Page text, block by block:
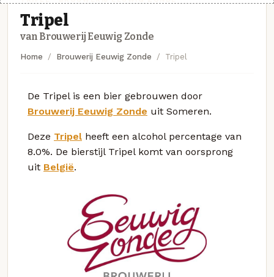
Tripel
van Brouwerij Eeuwig Zonde
Home Brouwerij Eeuwig Zonde Tripel
De Tripel is een bier gebrouwen door
Brouwerij Eeuwig Zonde uit Someren.
Deze Tripel heeft een alcohol percentage van
8.0%. De bierstijl Tripel komt van oorsprong
uit België.